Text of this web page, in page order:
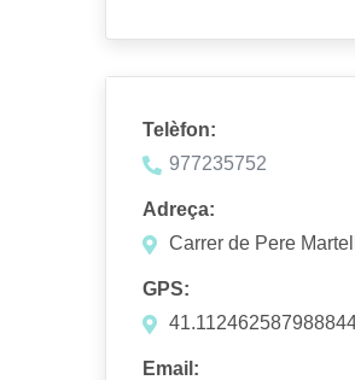
Telèfon:
977235752
Adreça:
Carrer de Pere
GPS:
Email: